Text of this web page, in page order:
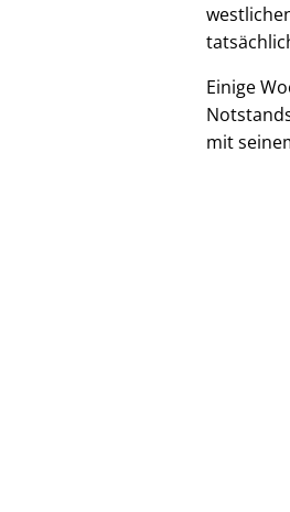
Einige
mit